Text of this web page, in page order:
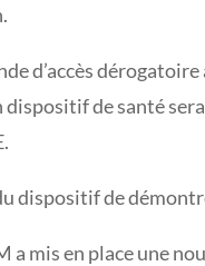
d’accès
de santé
dispositif de
a mis en place une